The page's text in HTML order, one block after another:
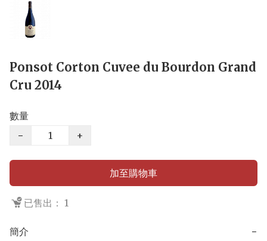
Ponsot Corton Cuvee du Bourdon Grand
Cru 2014
數量
−
+
加至購物車
已售出： 1
簡介 −